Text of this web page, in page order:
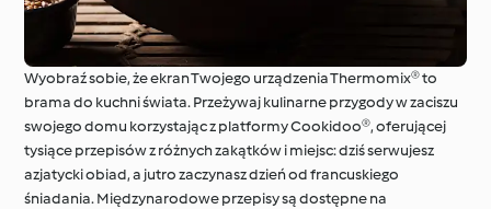
Wyobraź sobie, że ekran Twojego urządzenia Thermomix® to
brama do kuchni świata. Przeżywaj kulinarne przygody w zaciszu
swojego domu korzystając z platformy Cookidoo®, oferującej
tysiące przepisów z różnych zakątków i miejsc: dziś serwujesz
azjatycki obiad, a jutro zaczynasz dzień od francuskiego
śniadania. Międzynarodowe przepisy są dostępne na